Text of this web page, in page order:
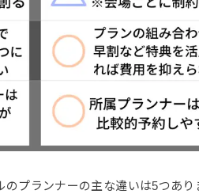
プランナーの主な違いは5つあり